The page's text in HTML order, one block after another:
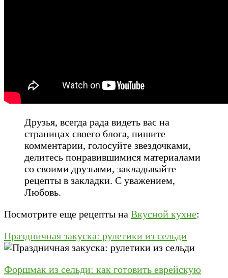
Друзья, всегда рада видеть вас на
страницах своего блога, пишите
комментарии, голосуйте звездочками,
делитесь понравившимися материалами
со своими друзьями, закладывайте
рецепты в закладки. С уважением,
Любовь.
Посмотрите еще рецепты на Вкусной кухне:
Праздничная закуска: рулетики из сельди
Форшмак из сельди: как готовить еврейскую